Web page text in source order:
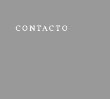
CONTACTO